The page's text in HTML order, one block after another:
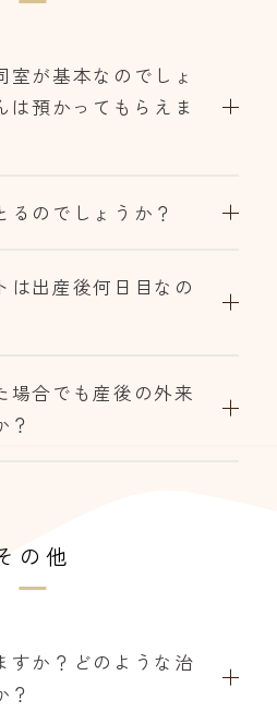
室が基本なのでしょ
は預かってもらえま
るのでしょうか？
は出産後何日目なの
場合でも産後の外来
？
の他
すか？どのような治
？